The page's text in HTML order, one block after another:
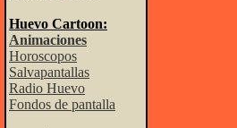
Huevo Cartoon:
Animaciones
Horoscopos
Salvapantallas
Radio Huevo
Fondos de pantalla